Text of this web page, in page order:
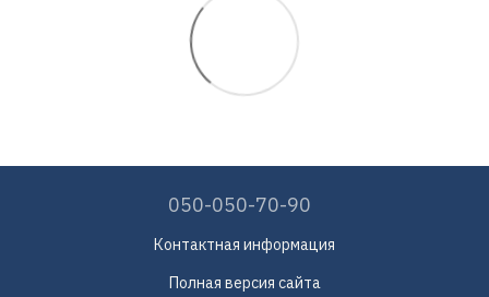
050-050-70-90
Контактная информация
Полная версия сайта